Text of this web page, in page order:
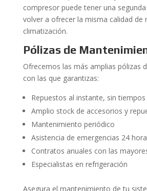
compresor puede tener una
volver a ofrecer la misma calidad de
climatización.
Pólizas de
Ofrecemos las más amplias pólizas
con las que garantizas:
Repuestos al instante, sin
Amplio stock de accesorios y
Mantenimiento periódico
Asistencia de emergencias 24
Contratos anuales con las
Especialistas en refrigeración
Asegura el mantenimiento de tu